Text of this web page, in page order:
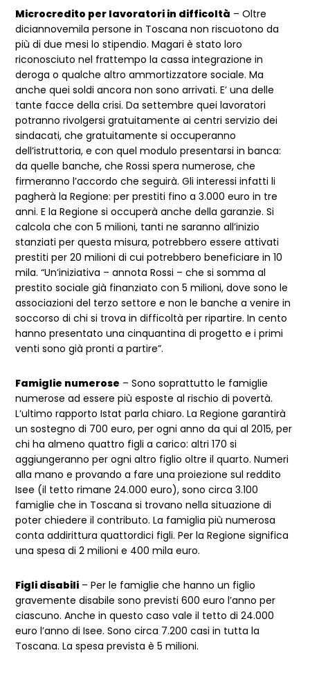
Microcredito per lavoratori in difficoltà – Oltre
diciannovemila persone in Toscana non riscuotono da
più di due mesi lo stipendio. Magari è stato loro
riconosciuto nel frattempo la cassa integrazione in
deroga o qualche altro ammortizzatore sociale. Ma
anche quei soldi ancora non sono arrivati. E’ una delle
tante facce della crisi. Da settembre quei lavoratori
potranno rivolgersi gratuitamente ai centri servizio dei
sindacati, che gratuitamente si occuperanno
dell’istruttoria, e con quel modulo presentarsi in banca:
da quelle banche, che Rossi spera numerose, che
firmeranno l’accordo che seguirà. Gli interessi infatti li
pagherà la Regione: per prestiti fino a 3.000 euro in tre
anni. E la Regione si occuperà anche della garanzie. Si
calcola che con 5 milioni, tanti ne saranno all’inizio
stanziati per questa misura, potrebbero essere attivati
prestiti per 20 milioni di cui potrebbero beneficiare in 10
mila. “Un’iniziativa – annota Rossi – che si somma al
prestito sociale già finanziato con 5 milioni, dove sono le
associazioni del terzo settore e non le banche a venire in
soccorso di chi si trova in difficoltà per ripartire. In cento
hanno presentato una cinquantina di progetto e i primi
venti sono già pronti a partire”.
Famiglie numerose – Sono soprattutto le famiglie
numerose ad essere più esposte al rischio di povertà.
L’ultimo rapporto Istat parla chiaro. La Regione garantirà
un sostegno di 700 euro, per ogni anno da qui al 2015, per
chi ha almeno quattro figli a carico: altri 170 si
aggiungeranno per ogni altro figlio oltre il quarto. Numeri
alla mano e provando a fare una proiezione sul reddito
Isee (il tetto rimane 24.000 euro), sono circa 3.100
famiglie che in Toscana si trovano nella situazione di
poter chiedere il contributo. La famiglia più numerosa
conta addirittura quattordici figli. Per la Regione significa
una spesa di 2 milioni e 400 mila euro.
Figli disabili – Per le famiglie che hanno un figlio
gravemente disabile sono previsti 600 euro l’anno per
ciascuno. Anche in questo caso vale il tetto di 24.000
euro l’anno di Isee. Sono circa 7.200 casi in tutta la
Toscana. La spesa prevista è 5 milioni.